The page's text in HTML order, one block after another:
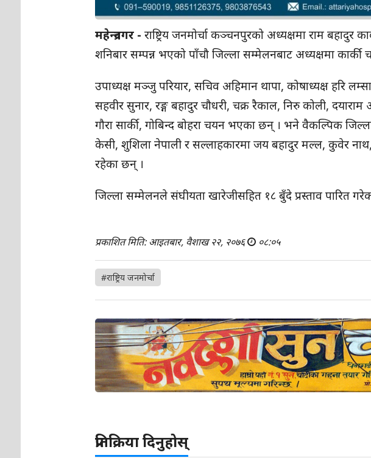
महेन्द्रनगर - राष्ट्रिय जनमोर्चा कञ्चनपुरको अध्यक्षमा राम
शनिबार सम्पन्न भएको पाँचौ जिल्ला सम्मेलनबाट अध्यक्षमा
उपाध्यक्ष मञ्जु परियार, सचिव अहिमान थापा, कोषाध्यक्ष हरि
सहवीर सुनार, रङ्ग बहादुर चौधरी, चक्र रैकाल, निरु कोली, दयाराम
गौरा सार्की, गोबिन्द बोहरा चयन भएका छन् । भने वैकल्पिक
केसी, शुशिला नेपाली र सल्लाहकारमा जय बहादुर मल्ल, कुवेर नाथ,
रहेका छन् ।
जिल्ला सम्मेलनले संघीयता खारेजीसहित १८ बुँदे प्रस्ताव पारित
प्रकाशित मिति: आइतबार, वैशाख २२, २०७६ ०८:०५
#राष्ट्रिय जनमोर्चा
प्रतिक्रिया दिनुहोस्